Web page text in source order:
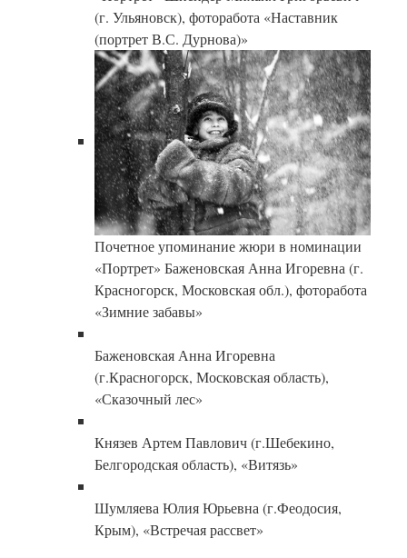
(г. Ульяновск), фоторабота «Наставник
(портрет В.С. Дурнова)»
Почетное упоминание жюри в номинации
«Портрет» Баженовская Анна Игоревна (г.
Красногорск, Московская обл.), фоторабота
«Зимние забавы»
Баженовская Анна Игоревна
(г.Красногорск, Московская область),
«Сказочный лес»
Князев Артем Павлович (г.Шебекино,
Белгородская область), «Витязь»
Шумляева Юлия Юрьевна (г.Феодосия,
Крым), «Встречая рассвет»